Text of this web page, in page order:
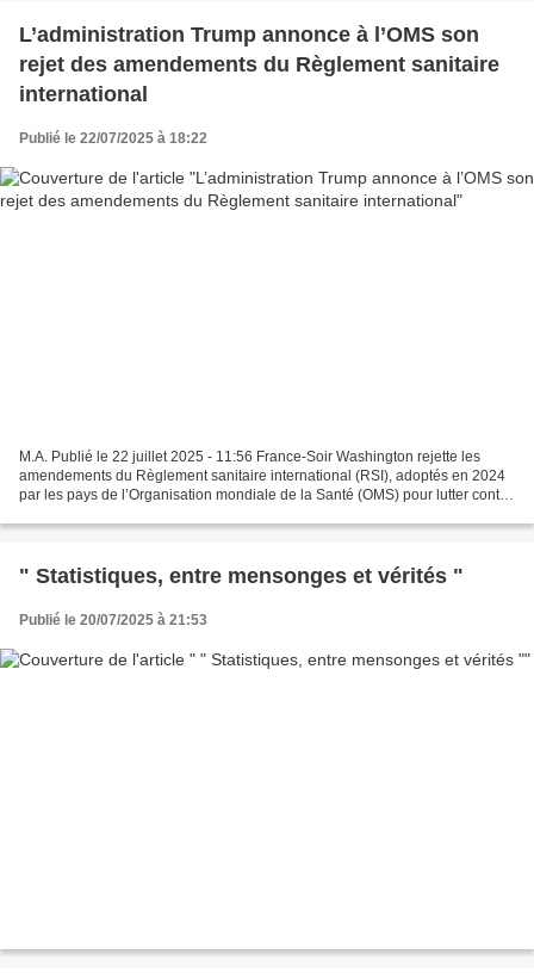
L’administration Trump annonce à l’OMS son
rejet des amendements du Règlement sanitaire
international
Publié le 22/07/2025 à 18:22
M.A. Publié le 22 juillet 2025 - 11:56 France-Soir Washington rejette les
amendements du Règlement sanitaire international (RSI), adoptés en 2024
par les pays de l’Organisation mondiale de la Santé (OMS) pour lutter contre
" Statistiques, entre mensonges et vérités "
Publié le 20/07/2025 à 21:53